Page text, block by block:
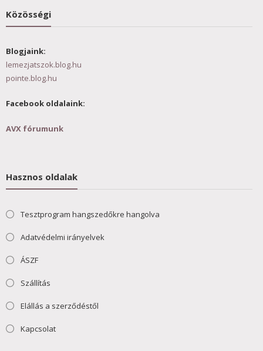
Közösségi
Blogjaink:
lemezjatszok.blog.hu
pointe.blog.hu
Facebook oldalaink:
AVX fórumunk
Hasznos oldalak
Tesztprogram hangszedőkre hangolva
Adatvédelmi irányelvek
ÁSZF
Szállítás
Elállás a szerződéstől
Kapcsolat